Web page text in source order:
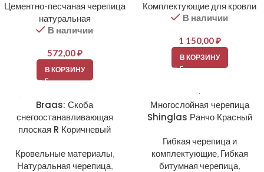
Цементно-песчаная черепица
натуральная
В наличии
572,00₽
В КОРЗИНУ
Комплектующие для кровли
В наличии
1 150,00₽
В КОРЗИНУ
Braas: Скоба
снегоостанавливающая
плоская R Коричневый
Кровельные материалы,
Натуральная черепица,
Многослойная черепица
Shinglas Ранчо Красный
Гибкая черепица и
комплектующие, Гибкая
битумная черепица,